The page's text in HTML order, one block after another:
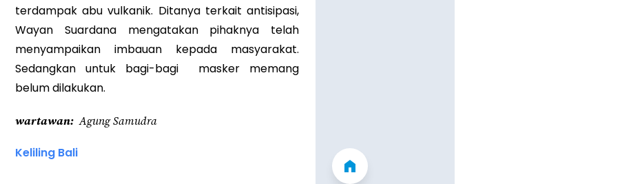
terdampak abu vulkanik. Ditanya terkait antisipasi,
Wayan Suardana mengatakan pihaknya telah
menyampaikan imbauan kepada masyarakat.
Sedangkan untuk bagi-bagi masker memang
belum dilakukan.
wartawan Agung Samudra
Keliling Bali